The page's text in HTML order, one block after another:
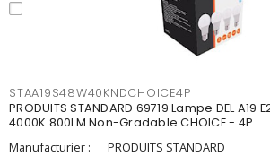
STAA19S48W40KNDCHOICE4P
PRODUITS STANDARD 69719 Lampe DEL A19
4000K 800LM Non-Gradable CHOICE - 4P
Manufacturier :
PRODUITS STANDARD